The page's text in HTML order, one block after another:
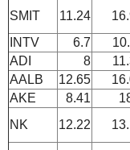
SMIT
11.24
INTV
6.7
ADI
8
AALB
12.65
AKE
8.41
NK
12.22